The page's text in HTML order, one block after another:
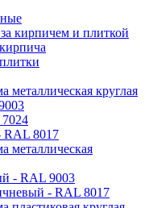
кирпичем и плиткой
металлическая круглая
RAL 8017
металлическая
- RAL 9003
- RAL 8017